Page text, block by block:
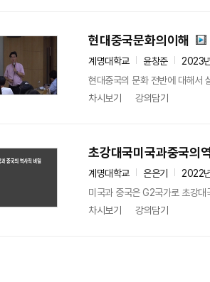
현대중국문화의이해
계명대학교 윤창준
2023
현대중국의 문화 전반에 대해서
차시보기
강의담기
초강대국미국과중국의
계명대학교 은은기
2022
미국과 중국은 G2국가로 초강
차시보기
강의담기